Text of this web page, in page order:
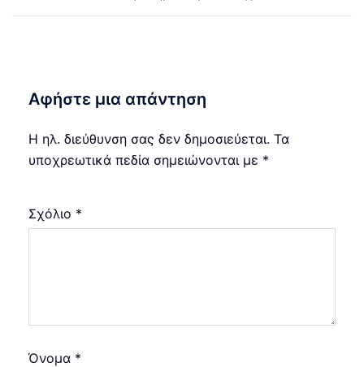
Αφήστε μια απάντηση
Η ηλ. διεύθυνση σας δεν δημοσιεύεται. Τα
υποχρεωτικά πεδία σημειώνονται με *
Σχόλιο *
Όνομα *